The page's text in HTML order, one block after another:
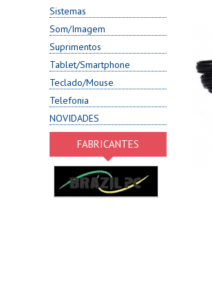
Sistemas
Som/Imagem
Suprimentos
Tablet/Smartphone
Teclado/Mouse
Telefonia
NOVIDADES
FABRICANTES